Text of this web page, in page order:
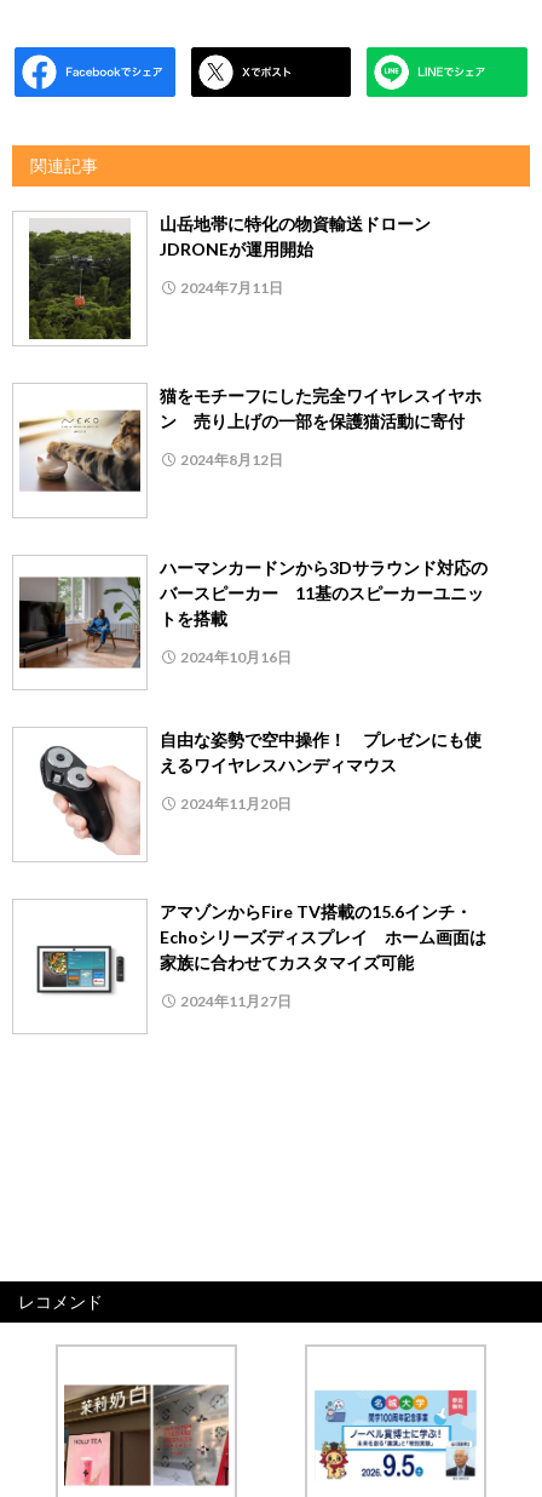
関連記事
山岳地帯に特化の物資輸送ドローン
JDRONEが運用開始
2024年7月11日
猫をモチーフにした完全ワイヤレスイヤホ
ン 売り上げの一部を保護猫活動に寄付
2024年8月12日
ハーマンカードンから3Dサラウンド対応の
バースピーカー 11基のスピーカーユニッ
トを搭載
2024年10月16日
自由な姿勢で空中操作！ プレゼンにも使
えるワイヤレスハンディマウス
2024年11月20日
アマゾンからFire TV搭載の15.6インチ・
Echoシリーズディスプレイ ホーム画面は
家族に合わせてカスタマイズ可能
2024年11月27日
レコメンド